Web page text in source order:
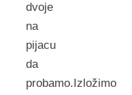
dvoje
na
pijacu
da
probamo.Izložimo